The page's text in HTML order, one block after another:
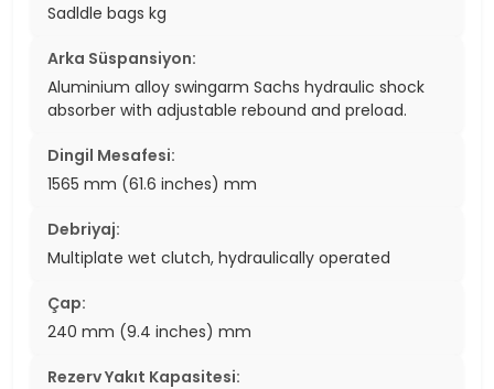
Sadldle bags kg
Arka Süspansiyon:
Aluminium alloy swingarm Sachs hydraulic shock
absorber with adjustable rebound and preload.
Dingil Mesafesi:
1565 mm (61.6 inches) mm
Debriyaj:
Multiplate wet clutch, hydraulically operated
Çap:
240 mm (9.4 inches) mm
Rezerv Yakıt Kapasitesi: